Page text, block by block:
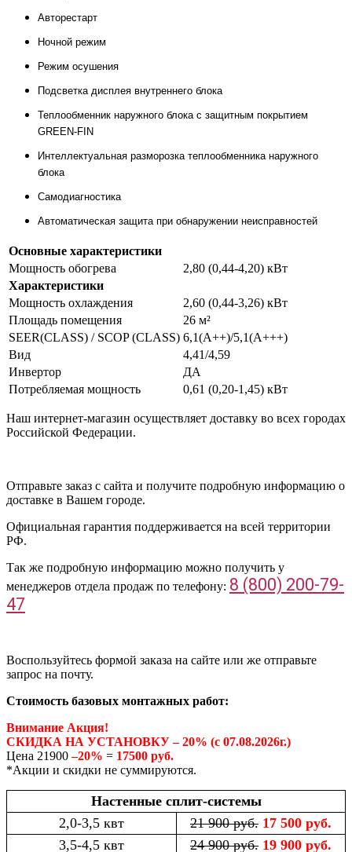
Авторестарт
Ночной режим
Режим осушения
Подсветка дисплея внутреннего блока
Теплообменник наружного блока с защитным покрытием
GREEN-FIN
Интеллектуальная разморозка теплообменника наружного
блока
Самодиагностика
Автоматическая защита при обнаружении неисправностей
Основные характеристики
Мощность обогрева
2,80 (0,44-4,20) кВт
Характеристики
Мощность охлаждения
2,60 (0,44-3,26) кВт
Площадь помещения
26 м²
SEER(CLASS) / SCOP (CLASS) 6,1(A++)/5,1(A+++)
Вид
4,41/4,59
Инвертор
ДА
Потребляемая мощность
0,61 (0,20-1,45) кВт
Наш интернет-магазин осуществляет доставку во всех городах
Российской Федерации.
Отправьте заказ с сайта и получите подробную информацию о
доставке в Вашем городе.
Официальная гарантия поддерживается на всей территории
РФ.
Так же подробную информацию можно получить у
менеджеров отдела продаж по телефону: 8 (800) 200-79-
47
Воспользуйтесь формой заказа на сайте или же отправьте
запрос на почту.
Стоимость базовых монтажных работ:
Внимание Акция!
СКИДКА НА УСТАНОВКУ – 20% (с 07.08.2026г.)
Цена 21900–20% = 17500 руб.
*Акции и скидки не суммируются.
Настенные сплит-системы
2,0-3,5 квт
21 900 руб. 17 500 руб.
3,5-4,5 квт
24 900 руб. 19 900 руб.